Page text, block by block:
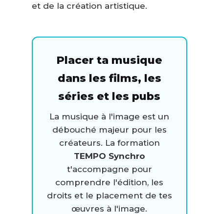
et de la création artistique.
Placer ta musique
dans les films, les
séries et les pubs
La musique à l'image est un
débouché majeur pour les
créateurs. La formation
TEMPO Synchro
t'accompagne pour
comprendre l'édition, les
droits et le placement de tes
œuvres à l'image.